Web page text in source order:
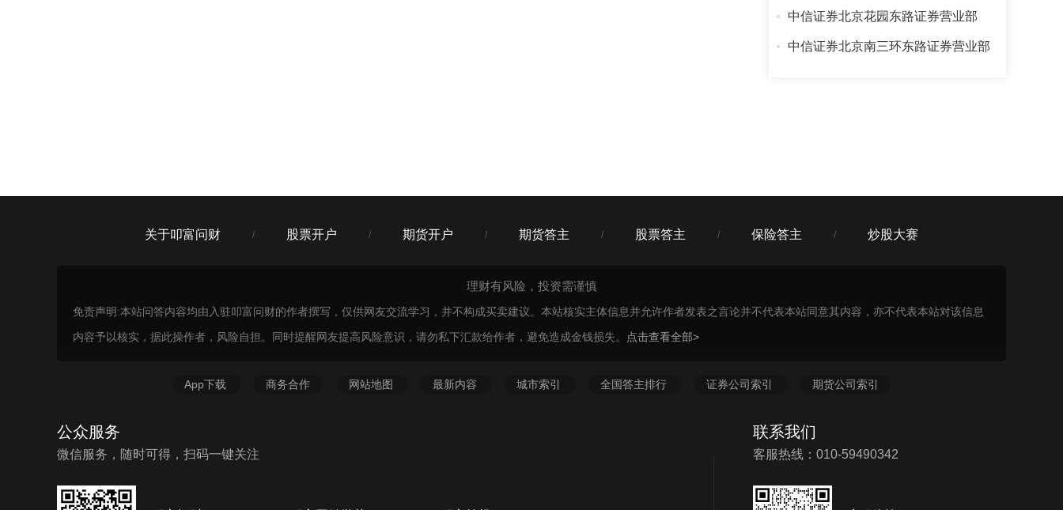
中信证券北京花园东路证券营业部
中信证券北京南三环东路证券营业部
关于叩富问财 / 股票开户 / 期货开户 / 期货答主 / 股票答主 / 保险答主 / 炒股大赛
理财有风险，投资需谨慎
免责声明:本站问答内容均由入驻叩富问财的作者撰写，仅供网友交流学习，并不构成买卖建议。本站核实主体信息并允许作者发表之言论并不代表本站同意其内容，亦不代表本站对该信息
内容予以核实，据此操作者，风险自担。同时提醒网友提高风险意识，请勿私下汇款给作者，避免造成金钱损失。
点击查看全部>
App下载 商务合作 网站地图 最新内容 城市索引 全国答主排行 证券公司索引 期货公司索引
公众服务
微信服务，随时可得，扫码一键关注
联系我们
客服热线：010-59490342